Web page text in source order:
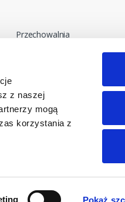
z naszej
mogą
korzystania z
Pokaż
Przechowalnia
Reklamacja